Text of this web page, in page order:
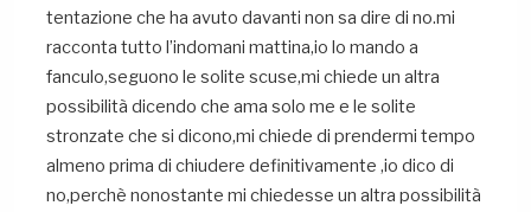
tentazione che ha avuto davanti non sa dire di no.mi
racconta tutto l’indomani mattina,io lo mando a
fanculo,seguono le solite scuse,mi chiede un altra
possibilità dicendo che ama solo me e le solite
stronzate che si dicono,mi chiede di prendermi tempo
almeno prima di chiudere definitivamente ,io dico di
no,perchè nonostante mi chiedesse un altra possibilità